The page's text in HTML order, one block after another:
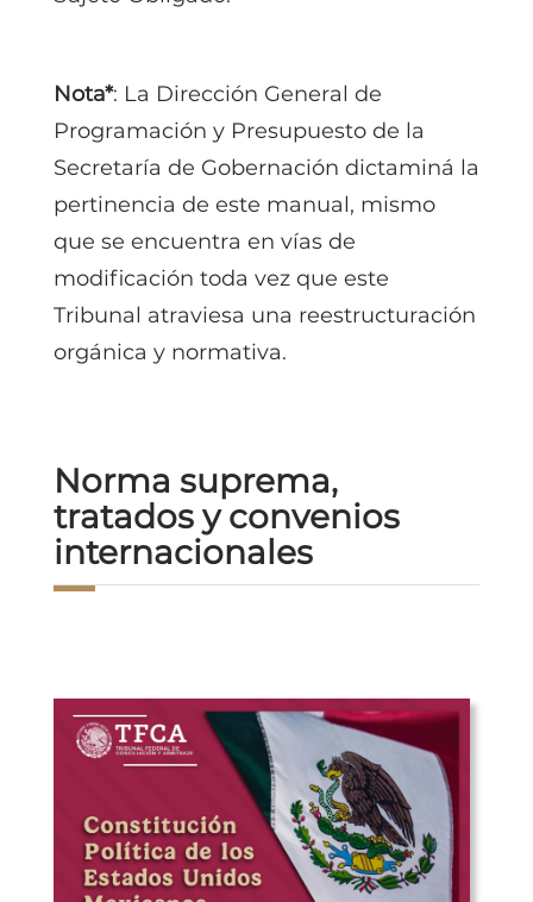
Nota*: La Dirección General de
Programación y Presupuesto de la
Secretaría de Gobernación dictaminá la
pertinencia de este manual, mismo
que se encuentra en vías de
modificación toda vez que este
Tribunal atraviesa una reestructuración
orgánica y normativa.
Norma suprema,
tratados y convenios
internacionales